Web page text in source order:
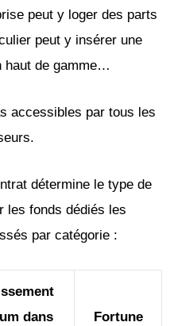
peut y loger des parts
peut y insérer une
haut de gamme…
accessibles par tous les
détermine le type de
les fonds dédiés les
par catégorie :
dans
Fortune